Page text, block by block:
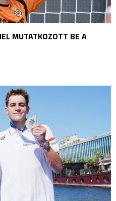
MUTATKOZOTT BE A